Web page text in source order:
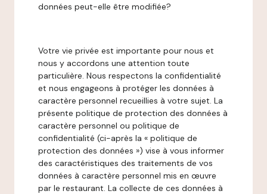
données peut-elle être modifiée?
Votre vie privée est importante pour nous et
nous y accordons une attention toute
particulière. Nous respectons la confidentialité
et nous engageons à protéger les données à
caractère personnel recueillies à votre sujet. La
présente politique de protection des données à
caractère personnel ou politique de
confidentialité (ci-après la « politique de
protection des données ») vise à vous informer
des caractéristiques des traitements de vos
données à caractère personnel mis en œuvre
par le restaurant. La collecte de ces données à